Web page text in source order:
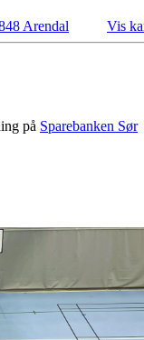
Arendal Vis
på Sparebanken Sør